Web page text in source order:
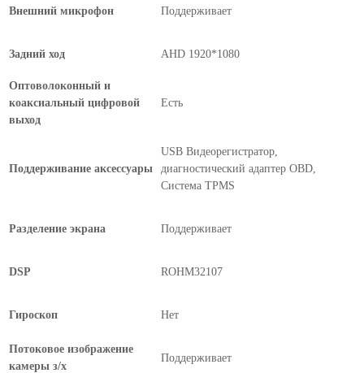
Внешний микрофон Поддерживает
Задний ход AHD 1920*1080
Оптоволоконный и
коаксиальный цифровой
выход
Есть
Поддерживание аксессуары
USB Видеорегистратор,
диагностический адаптер OBD,
Система TPMS
Разделение экрана Поддерживает
DSP ROHM32107
Гироскоп Нет
Потоковое изображение
камеры з/х
Поддерживает